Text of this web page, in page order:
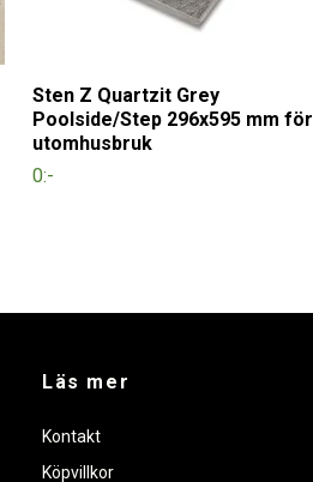
Sten Z Quartzit Grey
Poolside/Step 296x595 mm för
utomhusbruk
0:-
Läs mer
Kontakt
Köpvillkor